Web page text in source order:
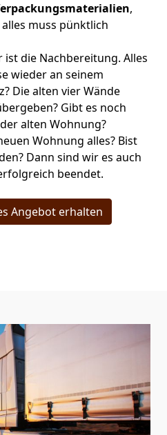
,
muss pünktlich
die Nachbereitung. Alles
wieder an seinem
Die alten vier Wände
Gibt es noch
alten Wohnung?
Wohnung alles? Bist
Dann sind wir es auch
beendet.
Angebot erhalten